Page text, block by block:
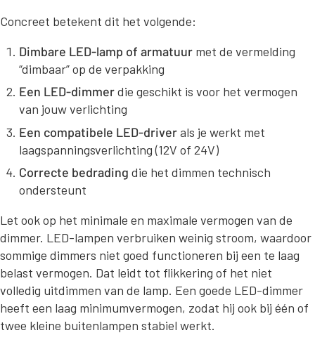
Concreet betekent dit het volgende:
Dimbare LED-lamp of armatuur met de vermelding
“dimbaar” op de verpakking
Een LED-dimmerdie geschikt is voor het vermogen
van jouw verlichting
Een compatibele LED-driverals je werkt met
laagspanningsverlichting (12V of 24V)
Correcte bedrading die het dimmen technisch
ondersteunt
Let ook op het minimale en maximale vermogen van de
dimmer. LED-lampen verbruiken weinig stroom, waardoor
sommige dimmers niet goed functioneren bij een te laag
belast vermogen. Dat leidt tot flikkering of het niet
volledig uitdimmen van de lamp. Een goede LED-dimmer
heeft een laag minimumvermogen, zodat hij ook bij één of
twee kleine buitenlampen stabiel werkt.